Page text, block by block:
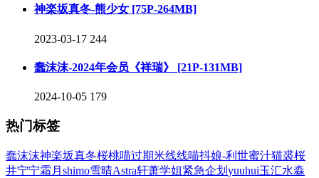
神楽坂真冬-熊少女 [75P-264MB]
2023-03-17 244
蠢沫沫-2024年会员《祥瑞》 [21P-131MB]
2024-10-05 179
热门标签
蠢沫沫神楽坂真冬桜桃喵过期米线线喵抖娘-利世蜜汁猫裘桜
井宁宁霜月shimo雪晴Astra轩萧学姐紧急企划 yuuhui玉汇水淼